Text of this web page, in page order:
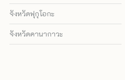
จังหวัดฟุกุโอกะ
จังหวัดคานากาวะ